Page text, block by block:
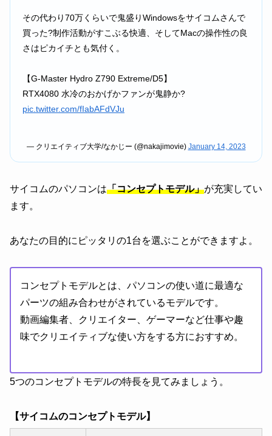
その代わり70万くらいで鬼盛りWindowsをサイコムさんで
買った?制作活動がすこぶる快適、そしてMacの操作性の良
さはピカイチとも気付く。
【G-Master Hydro Z790 Extreme/D5】
RTX4080 水冷のおかげかファンが鬼静か?
pic.twitter.com/fIabAFdVJu
— クリエイティブ大学/なかじー (@nakajimovie) January 14, 2023
サイコムのパソコンは「コンセプトモデル」が充実してい
ます。
あなたの目的にピッタリの1台を選ぶことができますよ。
コンセプトモデルとは、パソコンの使い道に最適な
パーツの組み合わせがされているモデルです。
動画編集者、クリエイター、ゲーマーなど仕事や趣
味でクリエイティブな使い方をする方におすすめ。
5つのコンセプトモデルの特長を見てみましょう。
【サイコムのコンセプトモデル】